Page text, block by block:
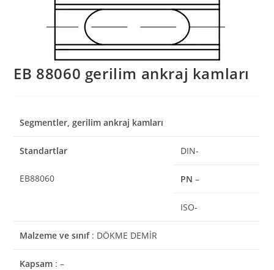
EB 88060 gerilim ankraj kamları
Segmentler, gerilim ankraj kamları
Standartlar
EB88060
DIN-
PN –
ISO-
Malzeme ve sınıf: DÖKME DEMİR
Kapsam : –